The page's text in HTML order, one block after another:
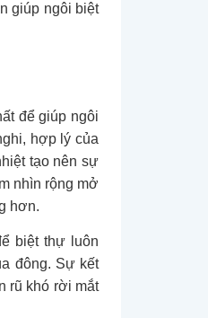
giúp ngôi biệt
để giúp ngôi
hợp lý của
tạo nên sự
nhìn rộng mở
hơn.
biệt thự luôn
đông. Sự kết
rũ khó rời mắt